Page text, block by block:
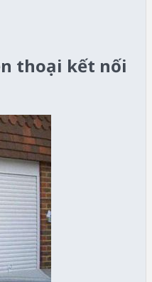
thoại kết nối